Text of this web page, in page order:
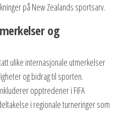
på New Zealands sportsarv.
og
ulike internasjonale utmerkelser
og bidrag til sporten.
opptredener i FIFA
i regionale turneringer som